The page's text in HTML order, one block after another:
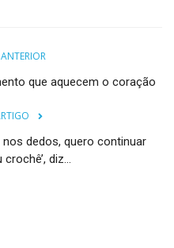
que aquecem o coração
nos dedos, quero continuar
diz...